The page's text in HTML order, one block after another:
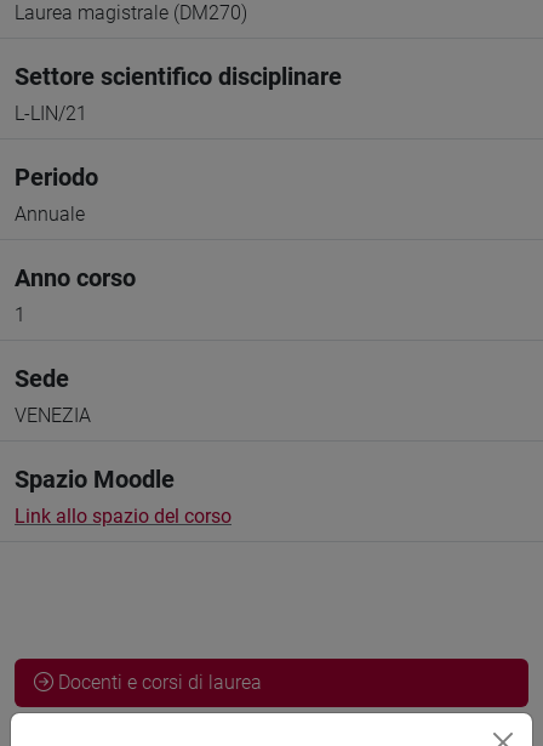
Laurea magistrale (DM270)
Settore scientifico disciplinare
L-LIN/21
Periodo
Annuale
Anno corso
1
Sede
VENEZIA
Spazio Moodle
Link allo spazio del corso
Docenti e corsi di laurea